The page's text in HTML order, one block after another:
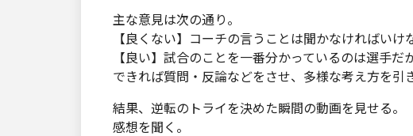
主な意見は次の通り。
【良くない】コーチの言うことは聞かなければい
【良い】試合のことを一番分かっているのは選手だ
できれば質問・反論などをさせ、多様な考え方を引
結果、逆転のトライを決めた瞬間の動画を見せる。
感想を聞く。